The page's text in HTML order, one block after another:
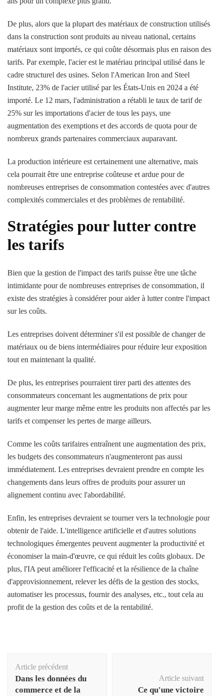
De plus, alors que la plupart des matériaux de construction utilisés
dans la construction sont produits au niveau national, certains
matériaux sont importés, ce qui coûte désormais plus en raison des
tarifs. Par exemple, l'acier est le matériau principal utilisé dans le
cadre structurel des usines. Selon l'American Iron and Steel
Institute, 23% de l'acier utilisé par les États-Unis en 2024 a été
importé. Le 12 mars, l'administration a rétabli le taux de tarif de
25% sur les importations d'acier de tous les pays, une
augmentation des exemptions et des accords de quota pour de
nombreux grands partenaires commerciaux auparavant.
La production intérieure est certainement une alternative, mais
cela pourrait être une entreprise coûteuse et ardue pour de
nombreuses entreprises de consommation contestées avec d'autres
complexités commerciales et des problèmes de rentabilité.
Stratégies pour lutter contre
les tarifs
Bien que la gestion de l'impact des tarifs puisse être une tâche
intimidante pour de nombreuses entreprises de consommation, il
existe des stratégies à considérer pour aider à lutter contre l'impact
sur les coûts.
Les entreprises doivent déterminer s'il est possible de changer de
matériaux ou de biens intermédiaires pour réduire leur exposition
tout en maintenant la qualité.
De plus, les entreprises pourraient tirer parti des attentes des
consommateurs concernant les augmentations de prix pour
augmenter leur marge même entre les produits non affectés par les
tarifs et compenser les pertes de marge ailleurs.
Comme les coûts tarifaires entraînent une augmentation des prix,
les budgets des consommateurs n'augmenteront pas aussi
immédiatement. Les entreprises devraient prendre en compte les
changements dans leurs offres de produits pour assurer un
alignement continu avec l'abordabilité.
Enfin, les entreprises devraient se tourner vers la technologie pour
obtenir de l'aide. L'intelligence artificielle et d'autres solutions
technologiques émergentes peuvent augmenter la productivité et
économiser la main-d'œuvre, ce qui réduit les coûts globaux. De
plus, l'IA peut améliorer l'efficacité et la résilience de la chaîne
d'approvisionnement, relever les défis de la gestion des stocks,
automatiser les processus, fournir des analyses, etc., tout cela au
profit de la gestion des coûts et de la rentabilité.
d'article
Article précédent
Dans les données du
commerce et de la
Article suivant
Ce qu'une victoire